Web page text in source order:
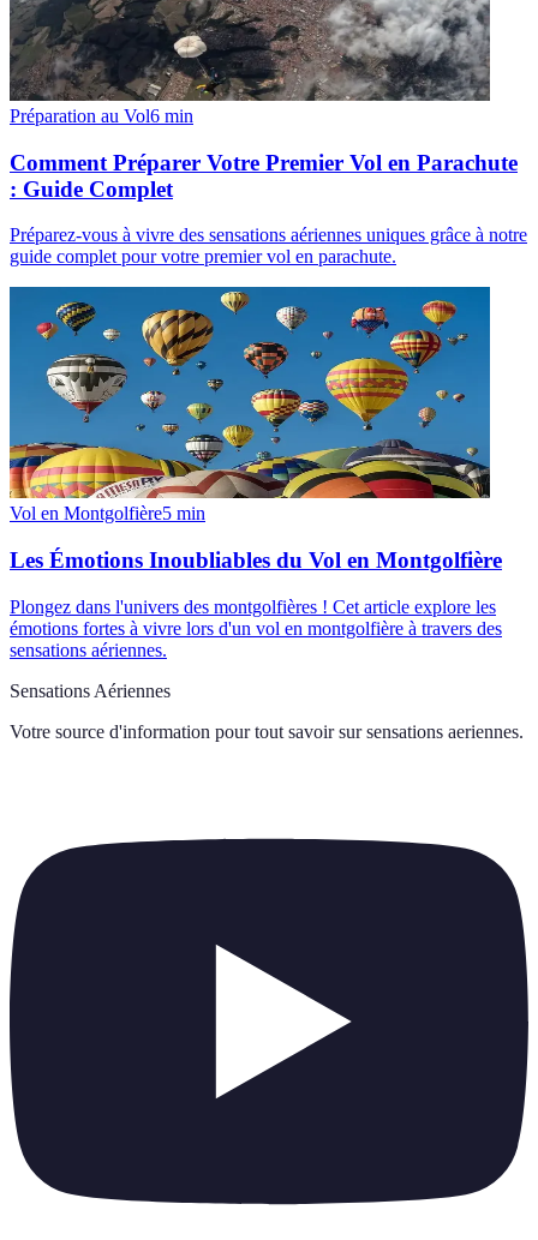
Préparation au Vol6 min
Comment Préparer Votre Premier Vol en Parachute
: Guide Complet
Préparez-vous à vivre des sensations aériennes uniques grâce à notre
guide complet pour votre premier vol en parachute.
Vol en Montgolfière5 min
Les Émotions Inoubliables du Vol en Montgolfière
Plongez dans l'univers des montgolfières ! Cet article explore les
émotions fortes à vivre lors d'un vol en montgolfière à travers des
sensations aériennes.
Sensations Aériennes
Votre source d'information pour tout savoir sur sensations aeriennes.